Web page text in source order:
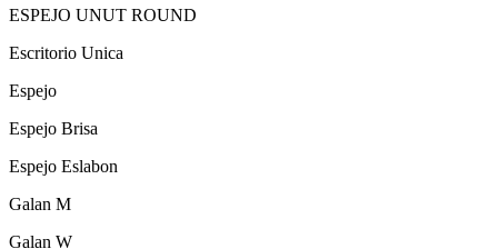
ESPEJO UNUT ROUND
Escritorio Unica
Espejo
Espejo Brisa
Espejo Eslabon
Galan M
Galan W